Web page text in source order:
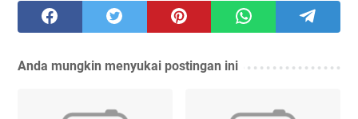
Anda mungkin menyukai postingan ini